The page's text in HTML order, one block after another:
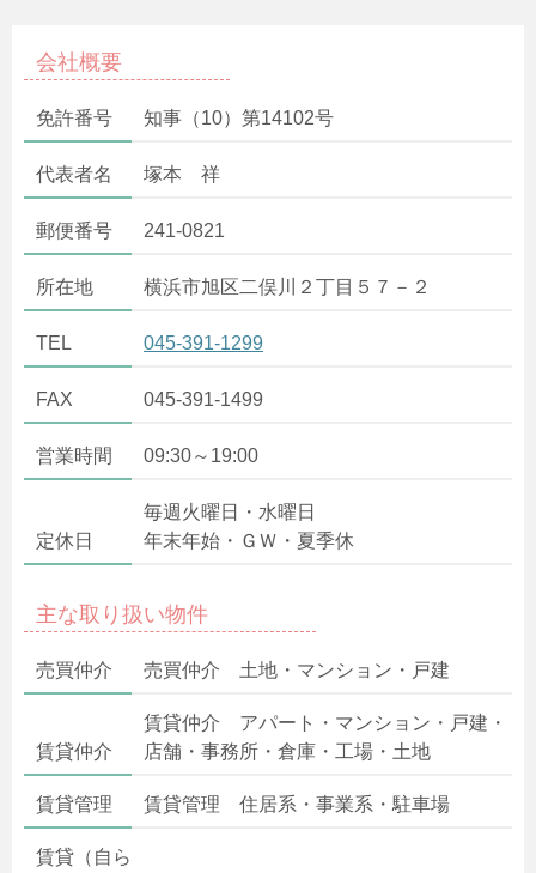
会社概要
免許番号 知事（10）第14102号
代表者名 塚本 祥
郵便番号 241-0821
所在地 横浜市旭区二俣川２丁目５７－２
TEL 045-391-1299
FAX 045-391-1499
営業時間 09:30～19:00
定休日
毎週火曜日・水曜日
年末年始・ＧＷ・夏季休
主な取り扱い物件
売買仲介 売買仲介 土地・マンション・戸建
賃貸仲介
賃貸仲介 アパート・マンション・戸建・
店舗・事務所・倉庫・工場・土地
賃貸管理 賃貸管理 住居系・事業系・駐車場
賃貸（自ら